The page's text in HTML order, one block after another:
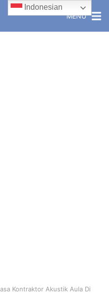
MENU
Kontraktor Akustik Aula Di
Indonesian